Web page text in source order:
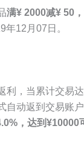
满¥ 2000减¥ 50
年12月07日。
利，当累计交易
自动返到交易账
，达到¥10000